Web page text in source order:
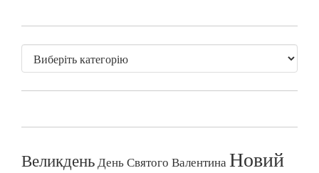
ВеликденьДень Святого ВалентинаНовий